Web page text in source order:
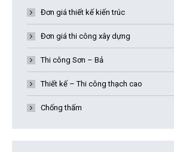
Đơn giá thiết kế kiến trúc
Đơn giá thi công xây dựng
Thi công Sơn – Bả
Thiết kế – Thi công thạch cao
Chống thấm